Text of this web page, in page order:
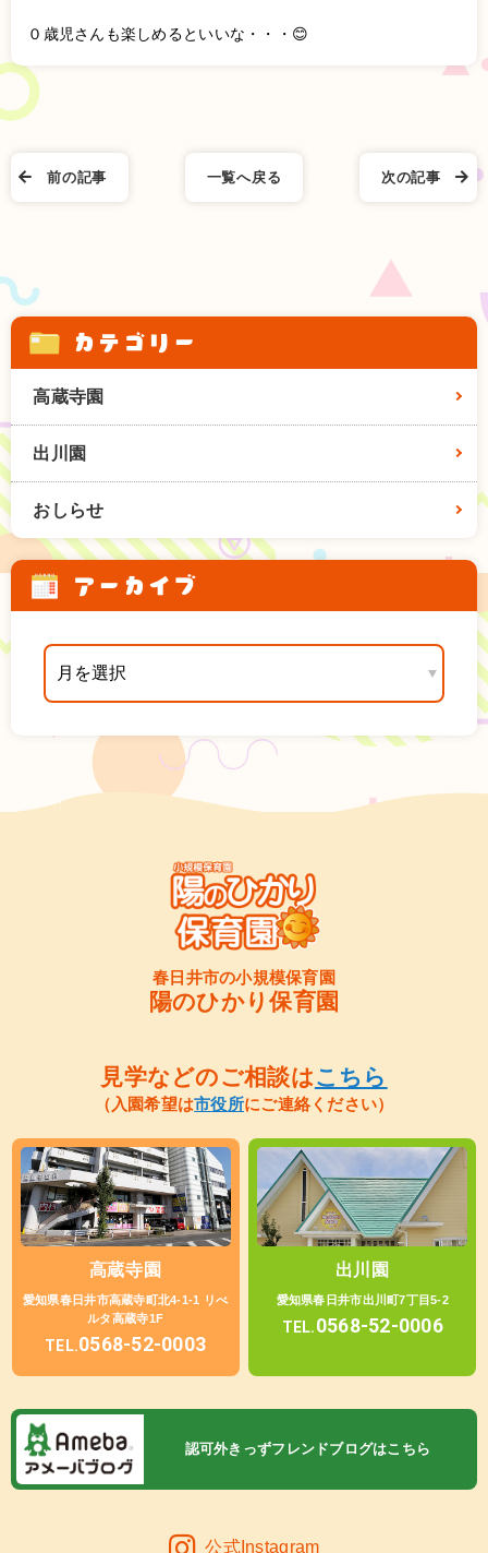
０歳児さんも楽しめるといいな・・・😊
次の記事
一覧へ戻る
前の記事
カテゴリー
高蔵寺園
出川園
おしらせ
アーカイブ
春日井市の小規模保育園
陽のひかり保育園
見学などのご相談はこちら
（入園希望は市役所にご連絡ください）
高蔵寺園
愛知県春日井市高蔵寺町北4-1-1 リべ
ルタ高蔵寺1F
TEL.0568-52-0003
出川園
愛知県春日井市出川町7丁目5-2
TEL.0568-52-0006
認可外きっずフレンドブログはこちら
公式Instagram